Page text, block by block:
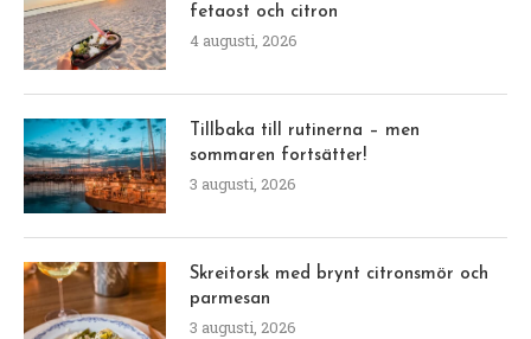
fetaost och citron
4 augusti, 2026
Tillbaka till rutinerna – men
sommaren fortsätter!
3 augusti, 2026
Skreitorsk med brynt citronsmör och
parmesan
3 augusti, 2026